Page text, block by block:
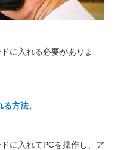
に入れる必要がありま
る方法。
に入れてPCを操作し、ア